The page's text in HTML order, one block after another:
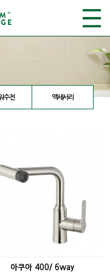
수전 액세서리
아쿠아 400/ 6way